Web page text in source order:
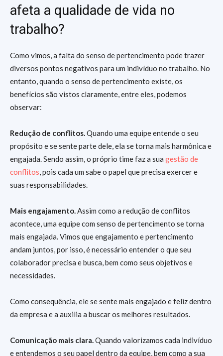
afeta a qualidade de vida no
trabalho?
Como vimos, a falta do senso de pertencimento pode trazer
diversos pontos negativos para um indivíduo no trabalho. No
entanto, quando o senso de pertencimento existe, os
benefícios são vistos claramente, entre eles, podemos
observar:
Redução de conflitos.Quando uma equipe entende o seu
propósito e se sente parte dele, ela se torna mais harmônica e
engajada. Sendo assim, o próprio time faz a sua gestão de
conflitos, pois cada um sabe o papel que precisa exercer e
suas responsabilidades.
Mais engajamento.Assim como a redução de conflitos
acontece, uma equipe com senso de pertencimento se torna
mais engajada. Vimos que engajamento e pertencimento
andam juntos, por isso, é necessário entender o que seu
colaborador precisa e busca, bem como seus objetivos e
necessidades.
Como consequência, ele se sente mais engajado e feliz dentro
da empresa e a auxilia a buscar os melhores resultados.
Comunicação mais clara.Quando valorizamos cada indivíduo
e entendemos o seu papel dentro da equipe, bem como a sua